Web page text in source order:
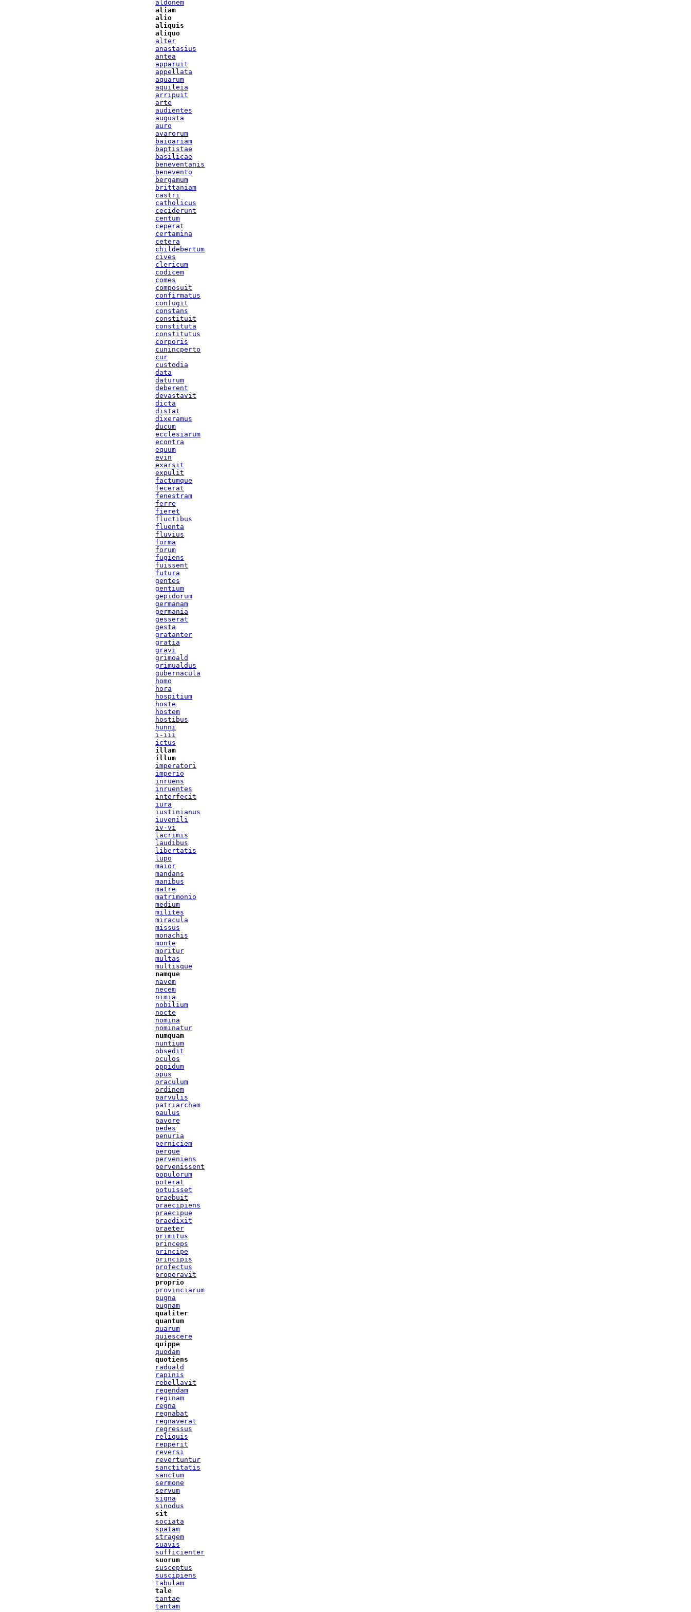
aldonem
aliam
alio
aliquis
aliquo
alter
anastasius
antea
apparuit
appellata
aquarum
aquileia
arripuit
arte
audientes
augusta
auro
avarorum
baioariam
baptistae
basilicae
beneventanis
benevento
bergamum
brittaniam
castri
catholicus
ceciderunt
centum
ceperat
certamina
cetera
childebertum
cives
clericum
codicem
comes
composuit
confirmatus
confugit
constans
constituit
constituta
constitutus
corporis
cunincperto
cur
custodia
data
daturum
deberent
devastavit
dicta
distat
dixeramus
ducum
ecclesiarum
econtra
equum
evin
exarsit
expulit
factumque
fecerat
fenestram
ferre
fieret
fluctibus
fluenta
fluvius
forma
forum
fugiens
fuissent
futura
gentes
gentium
gepidorum
germanam
germania
gesserat
gesta
gratanter
gratia
gravi
grimoald
grimualdus
gubernacula
homo
hora
hospitium
hoste
hostem
hostibus
hunni
i-iii
ictus
illam
illum
imperatori
imperio
inruens
inruentes
interfecit
iura
iustinianus
iuvenili
iv-vi
lacrimis
laudibus
libertatis
lupo
maior
mandans
manibus
matre
matrimonio
medium
milites
miracula
missus
monachis
monte
moritur
multas
multisque
namque
navem
necem
nimia
nobilium
nocte
nomina
nominatur
numquam
nuntium
obsedit
oculos
oppidum
opus
oraculum
ordinem
parvulis
patriarcham
paulus
pavore
pedes
penuria
perniciem
perque
perveniens
pervenissent
populorum
poterat
potuisset
praebuit
praecipiens
praecipue
praedixit
praeter
primitus
princeps
principe
principis
profectus
properavit
proprio
provinciarum
pugna
pugnam
qualiter
quantum
quarum
quiescere
quippe
quodam
quotiens
raduald
rapinis
rebellavit
regendam
reginam
regna
regnabat
regnaverat
regressus
reliquis
repperit
reversi
revertuntur
sanctitatis
sanctum
sermone
servum
signa
sinodus
sit
sociata
spatam
stragem
suavis
sufficienter
suorum
susceptus
suscipiens
tabulam
tale
tantae
tantam